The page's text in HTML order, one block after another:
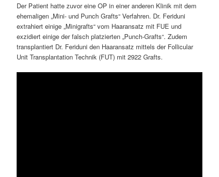
Der Patient hatte zuvor eine OP in einer anderen Klinik mit dem
ehemaligen „Mini- und Punch Grafts“ Verfahren. Dr. Feriduni
extrahiert einige „Minigrafts“ vom Haaransatz mit FUE und
exzidiert einige der falsch platzierten „Punch-Grafts“. Zudem
transplantiert Dr. Feriduni den Haaransatz mittels der Follicular
Unit Transplantation Technik (FUT) mit 2922 Grafts.